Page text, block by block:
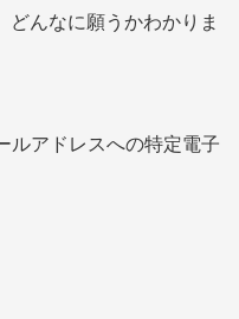
どんなに願うかわかりま
ルアドレスへの特定電子